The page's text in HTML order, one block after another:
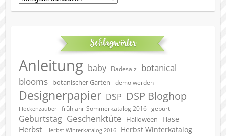
Schlagwörter
Anleitung baby Badesalz
botanical
blooms botanischer Garten demo werden
Designerpapier DSP DSP Bloghop
Flockenzauber frühjahr-Sommerkatalog 2016 geburt
Geburtstag Geschenktüte Halloween Hase
Herbst Herbst Winterkatalog 2016
Herbst Winterkatalog